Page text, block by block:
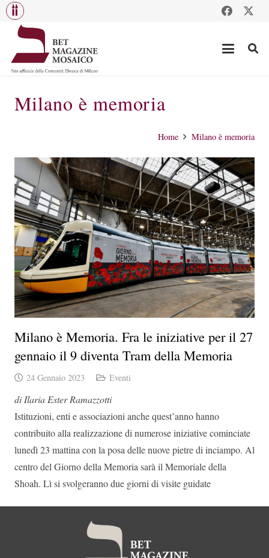
Milano è memoria
Home Milano è memoria
Milano è Memoria. Fra le iniziative per il 27
gennaio il 9 diventa Tram della Memoria
24 Gennaio 2023 Eventi
di Ilaria Ester Ramazzotti
Istituzioni, enti e associazioni anche quest’anno hanno
contribuito alla realizzazione di numerose iniziative cominciate
lunedì 23 mattina con la posa delle nuove pietre di inciampo. Al
centro del Giorno della Memoria sarà il Memoriale della
Shoah. Lì si svolgeranno due giorni di visite guidate